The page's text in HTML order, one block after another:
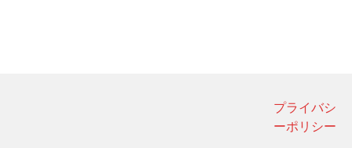
プライバシ
ーポリシー